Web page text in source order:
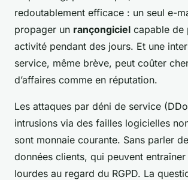
redoutablement efficace : un seul e-
propager un rançongiciel capable de
activité pendant des jours. Et une
service, même brève, peut coûter
d’affaires comme en réputation.
Les attaques par déni de service
intrusions via des failles logicielles
sont monnaie courante. Sans parler
données clients, qui peuvent
lourdes au regard du RGPD. La